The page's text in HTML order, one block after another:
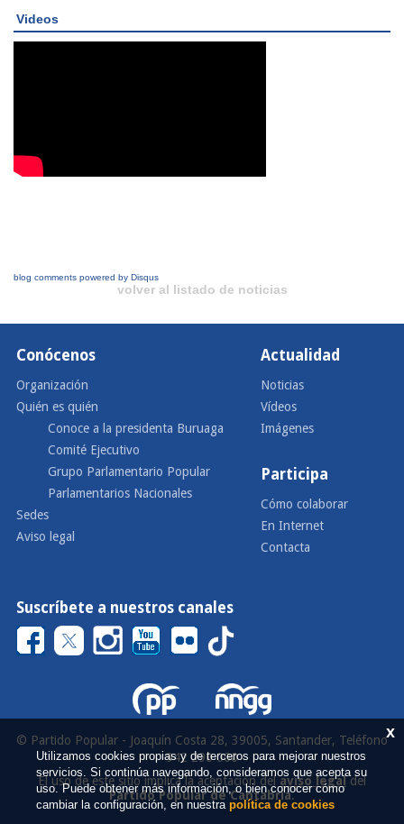
Videos
blog comments powered by Disqus
volver al listado de noticias
Conócenos
Organización
Quién es quién
Conoce a la presidenta Buruaga
Comité Ejecutivo
Grupo Parlamentario Popular
Parlamentarios Nacionales
Sedes
Aviso legal
Actualidad
Noticias
Vídeos
Imágenes
Participa
Cómo colaborar
En Internet
Contacta
Suscríbete a nuestros canales
© Partido Popular - Joaquín Costa 28, 39005, Santander, Teléfono
942 290 000
El uso de este sitio implica la aceptación delaviso legaldel
Partido Popular de Cantabria.
x
Utilizamos cookies propias y de terceros para mejorar nuestros
servicios. Si continúa navegando, consideramos que acepta su
uso. Puede obtener más información, o bien conocer cómo
cambiar la configuración, en nuestra política de cookies